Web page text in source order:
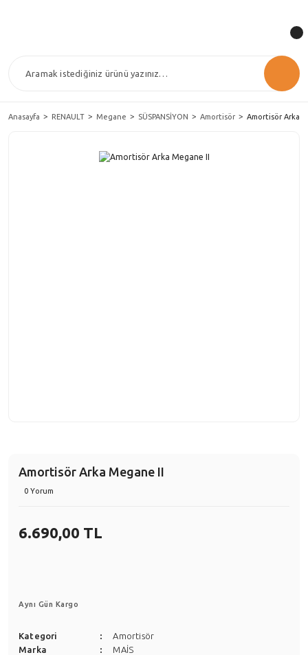
Anasayfa RENAULT Megane SÜSPANSİYON Amortisör Amortisör Arka
Amortisör Arka Megane II
0 Yorum
6.690,00 TL
Aynı Gün Kargo
Kategori
Amortisör
Marka
MAİS